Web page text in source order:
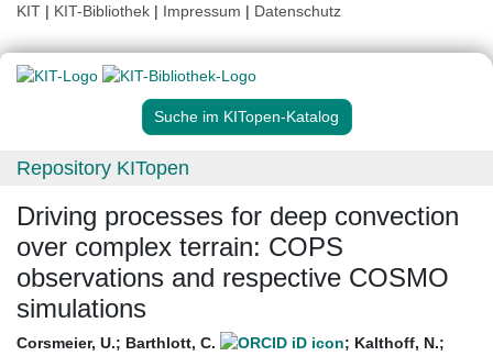
KIT | KIT-Bibliothek | Impressum | Datenschutz
Suche im KITopen-Katalog
Repository KITopen
Driving processes for deep convection
over complex terrain: COPS
observations and respective COSMO
simulations
Corsmeier, U.; Barthlott, C. ; Kalthoff, N.;